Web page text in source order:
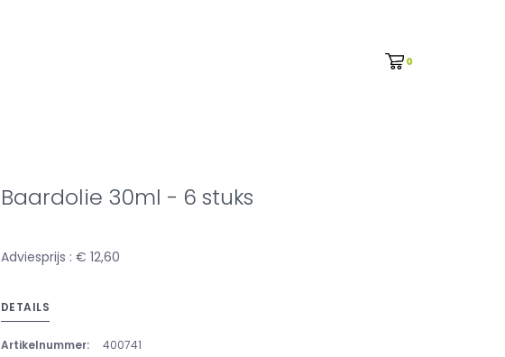
0
Baardolie 30ml - 6 stuks
Adviesprijs : € 12,60
DETAILS
Artikelnummer: 400741